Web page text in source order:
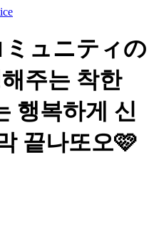
ュニティの
주는 착한
행복하게 신
끝나또오🩷